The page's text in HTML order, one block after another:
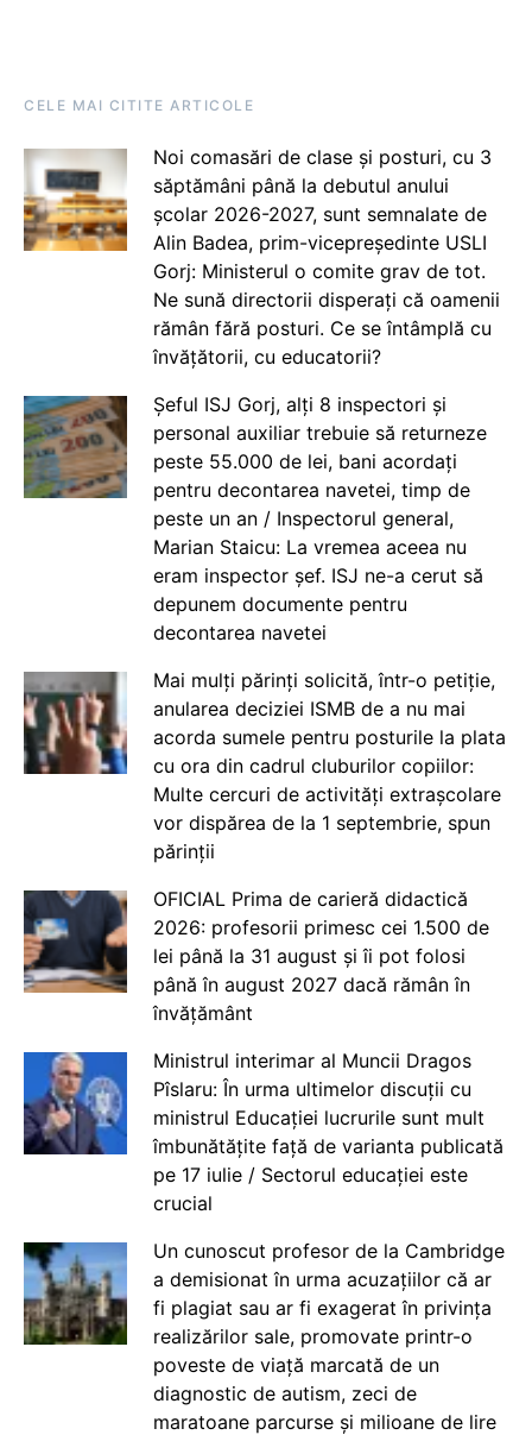
CELE MAI CITITE ARTICOLE
Noi comasări de clase și posturi, cu 3
săptămâni până la debutul anului
școlar 2026-2027, sunt semnalate de
Alin Badea, prim-vicepreședinte USLI
Gorj: Ministerul o comite grav de tot.
Ne sună directorii disperați că oamenii
rămân fără posturi. Ce se întâmplă cu
învățătorii, cu educatorii?
Șeful ISJ Gorj, alți 8 inspectori și
personal auxiliar trebuie să returneze
peste 55.000 de lei, bani acordați
pentru decontarea navetei, timp de
peste un an / Inspectorul general,
Marian Staicu: La vremea aceea nu
eram inspector șef. ISJ ne-a cerut să
depunem documente pentru
decontarea navetei
Mai mulți părinți solicită, într-o petiție,
anularea deciziei ISMB de a nu mai
acorda sumele pentru posturile la plata
cu ora din cadrul cluburilor copiilor:
Multe cercuri de activități extrașcolare
vor dispărea de la 1 septembrie, spun
părinții
OFICIAL Prima de carieră didactică
2026: profesorii primesc cei 1.500 de
lei până la 31 august și îi pot folosi
până în august 2027 dacă rămân în
învățământ
Ministrul interimar al Muncii Dragos
Pîslaru: În urma ultimelor discuții cu
ministrul Educației lucrurile sunt mult
îmbunătățite față de varianta publicată
pe 17 iulie / Sectorul educației este
crucial
Un cunoscut profesor de la Cambridge
a demisionat în urma acuzațiilor că ar
fi plagiat sau ar fi exagerat în privința
realizărilor sale, promovate printr-o
poveste de viață marcată de un
diagnostic de autism, zeci de
maratoane parcurse și milioane de lire